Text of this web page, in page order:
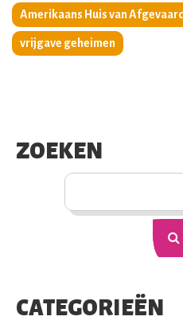
Amerikaans Huis van
vrijgave geheimen
ZOEKEN
CATEGORIEËN